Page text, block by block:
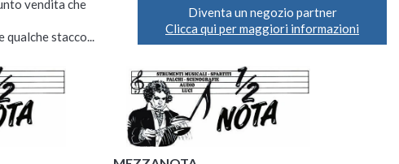
vendita che
stacco...
Diventa un negozio partner
Clicca qui per maggiori informazioni